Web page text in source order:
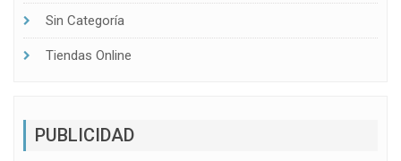
Sin Categoría
Tiendas Online
PUBLICIDAD